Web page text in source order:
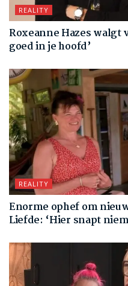
REALITY
Roxeanne Hazes walgt
goed in je hoofd’
REALITY
Enorme ophef om
Liefde: ‘Hier snapt